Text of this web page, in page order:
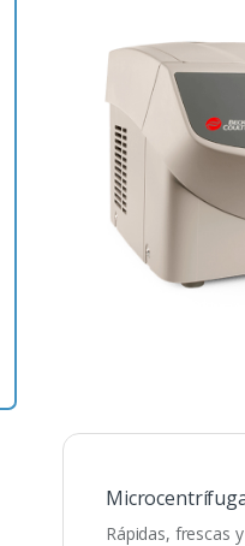
Rápidas, frescas